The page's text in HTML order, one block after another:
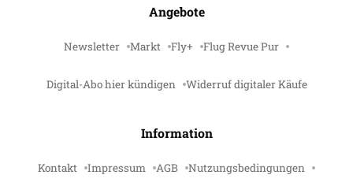
Angebote
Newsletter Markt Fly+ Flug Revue Pur
Digital-Abo hier kündigen Widerruf digitaler Käufe
Information
Kontakt Impressum AGB Nutzungsbedingungen